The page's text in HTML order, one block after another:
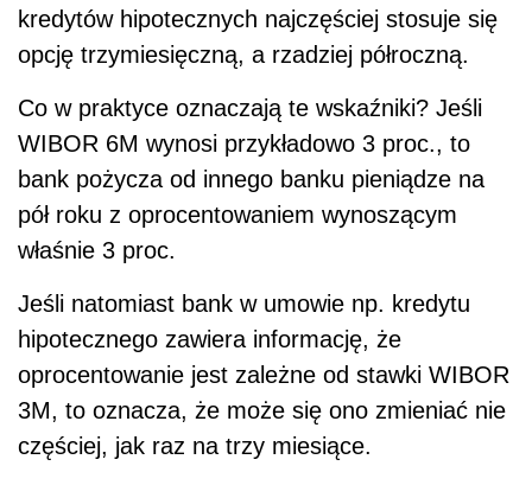
kredytów hipotecznych najczęściej stosuje się
opcję trzymiesięczną, a rzadziej półroczną.
Co w praktyce oznaczają te wskaźniki? Jeśli
WIBOR 6M wynosi przykładowo 3 proc., to
bank pożycza od innego banku pieniądze na
pół roku z oprocentowaniem wynoszącym
właśnie 3 proc.
Jeśli natomiast bank w umowie np. kredytu
hipotecznego zawiera informację, że
oprocentowanie jest zależne od stawki WIBOR
3M, to oznacza, że może się ono zmieniać nie
częściej, jak raz na trzy miesiące.